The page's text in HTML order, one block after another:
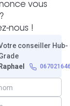
vous
nous !
conseiller Hub-
Raphael